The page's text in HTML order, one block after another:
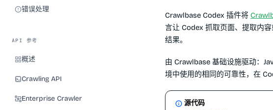
错误处理
API 参考
概述
Crawling API
Enterprise Crawler
Crawlbase Codex 插件将
言让 Codex 抓取页面、提取内
结果。
由 Crawlbase 基础设施驱动：
境中使用的相同的可靠性，在
源代码